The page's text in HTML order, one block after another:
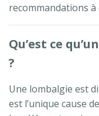
recommandations à
Qu’est ce
?
Une lombalgie est
est l’unique cause